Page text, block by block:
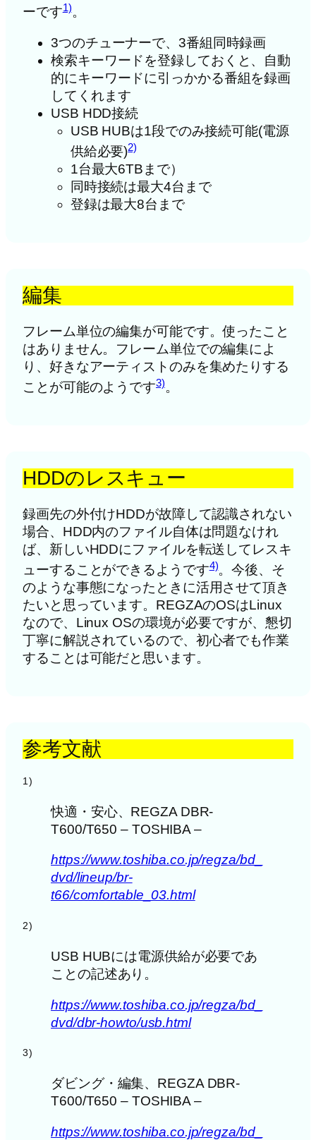
ーです1)。
3つのチューナーで、3番組同時録画
検索キーワードを登録しておくと、自動
的にキーワードに引っかかる番組を録画
してくれます
USB HDD接続
USB HUBは1段でのみ接続可能(電源
供給必要)2)
1台最大6TBまで）
同時接続は最大4台まで
登録は最大8台まで
編集
フレーム単位の編集が可能です。使ったこと
はありません。フレーム単位での編集によ
り、好きなアーティストのみを集めたりする
ことが可能のようです3)。
HDDのレスキュー
録画先の外付けHDDが故障して認識されない
場合、HDD内のファイル自体は問題なけれ
ば、新しいHDDにファイルを転送してレスキ
ューすることができるようです4)。今後、そ
のような事態になったときに活用させて頂き
たいと思っています。REGZAのOSはLinux
なので、Linux OSの環境が必要ですが、懇切
丁寧に解説されているので、初心者でも作業
することは可能だと思います。
参考文献
1)
快適・安心、REGZA DBR-
T600/T650 – TOSHIBA –
https://www.toshiba.co.jp/regza/bd_
dvd/lineup/br-
t66/comfortable_03.html
2)
USB HUBには電源供給が必要であ
ことの記述あり。
https://www.toshiba.co.jp/regza/bd_
dvd/dbr-howto/usb.html
3)
ダビング・編集、REGZA DBR-
T600/T650 – TOSHIBA –
https://www.toshiba.co.jp/regza/bd_